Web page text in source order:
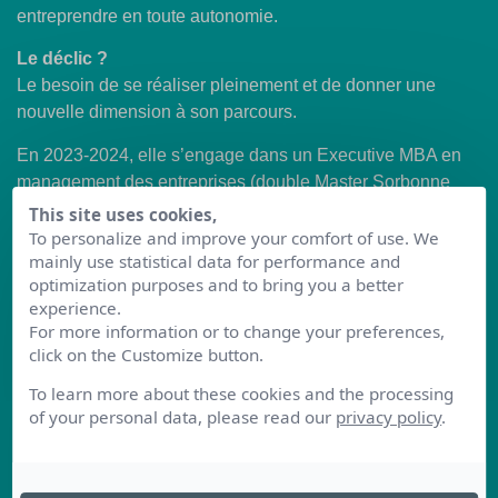
entreprendre en toute autonomie.
Le déclic ?
Le besoin de se réaliser pleinement et de donner une
nouvelle dimension à son parcours.
En 2023-2024, elle s’engage dans un Executive MBA en
management des entreprises (double Master Sorbonne
Business School et IFG Paris), complété par une
certification en leadership. Une formation exigeante,
financée avec le soutien de Transitions Pro Hauts-de-
France.
Une année intense : DRH, étudiante, épouse et maman à
la fois. Mais une année décisive…
En parallèle, elle crée
ACODEV Consulting
, son cabinet
de conseil et de formation en RH et management.
This site uses cookies,
To personalize and improve your comfort of use. We
mainly use statistical data for performance and
optimization purposes and to bring you a better
experience.
For more information or to change your preferences,
click on the Customize button.
To learn more about these cookies and the processing
of your personal data, please read our privacy policy.